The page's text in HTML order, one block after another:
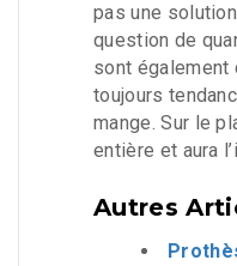
pas une
question de
sont également
toujours
mange. Sur le
entière et aura
Autres